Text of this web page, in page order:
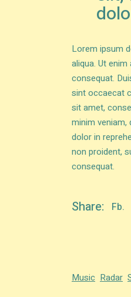
Lorem ipsum
aliqua. Ut
consequat.
sint occaecat
sit amet,
minim
dolor in
non proident,
consequat.
Share: Fb.
Music Radar